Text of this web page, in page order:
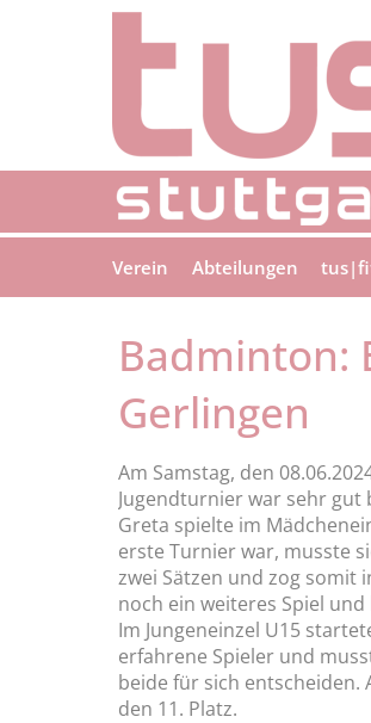
Verein Abteilungen
Badminton:
Gerlingen
Am Samstag, den
Jugendturnier war sehr gut
Greta spielte im
erste Turnier war, musste
zwei Sätzen und zog somit
noch ein weiteres Spiel
Im Jungeneinzel U15
erfahrene Spieler und
beide für sich entscheiden.
den 11. Platz.